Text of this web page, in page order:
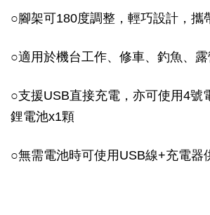
○腳架可180度調整，輕巧設計，攜
○適用於機台工作、修車、釣魚、
○支援USB直接充電，亦可使用4號
鋰電池x1顆
○無需電池時可使用USB線+充電器